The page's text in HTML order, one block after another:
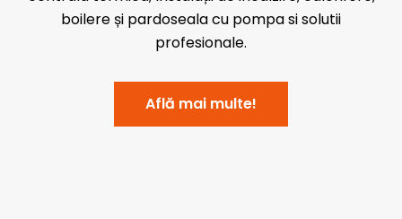
boilere și pardoseala cu pompa si solutii
profesionale.
Află mai multe!